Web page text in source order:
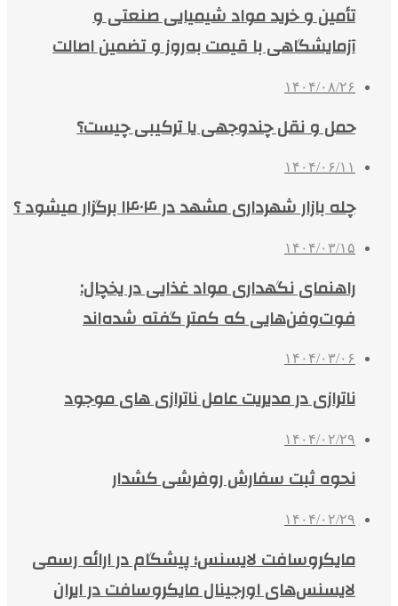
تأمین و خرید مواد شیمیایی صنعتی و
آزمایشگاهی با قیمت به‌روز و تضمین اصالت
۱۴۰۴/۰۸/۲۶
حمل و نقل چندوجهی یا ترکیبی چیست؟
۱۴۰۴/۰۶/۱۱
چله بازار شهرداری مشهد در ۱۴۰۴ برگزار میشود ؟
۱۴۰۴/۰۳/۱۵
راهنمای نگهداری مواد غذایی در یخچال:
فوت‌وفن‌هایی که کمتر گفته شده‌اند
۱۴۰۴/۰۳/۰۶
ناترازی در مدیریت عامل ناترازی های موجود
۱۴۰۴/۰۲/۲۹
نحوه ثبت سفارش روفرشی کشدار
۱۴۰۴/۰۲/۲۹
مایکروسافت لایسنس؛ پیشگام در ارائه رسمی
لایسنس‌های اورجینال مایکروسافت در ایران